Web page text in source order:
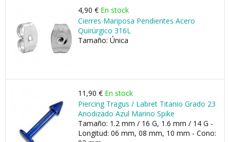
4,90 € En stock
Cierres Mariposa Pendientes Acero
Quirúrgico 316L
Tamaño: Única
11,90 € En stock
Piercing Tragus / Labret Titanio Grado 23
Anodizado Azul Marino Spike
Tamaño: 1.2 mm / 16 G, 1.6 mm / 14 G -
Longitud: 06 mm, 08 mm, 10 mm - Cono: